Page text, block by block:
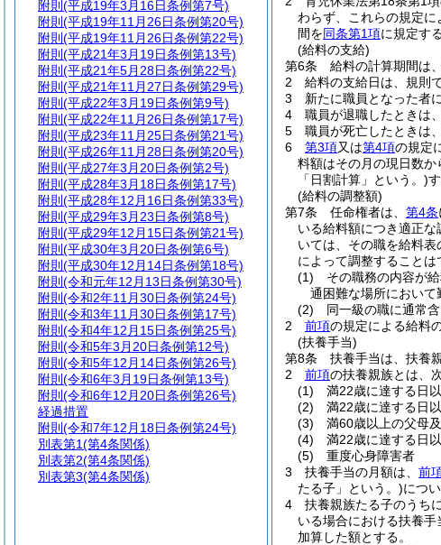
わらず、これらの規定に
間を同条第1項に規定す
(給料の支給)
第6条
給料の計算期間は
2
給料の支給日は、規則
3
新たに職員となった者
4
職員が退職したときは
5
職員が死亡したときは
6
第3項又は第4項の規定
料額はその月の現日数か
「日割計算」という。)す
(給料の調整額)
第7条
任命権者は、 第4条
いる給料額につき適正な
いては、その職を給料表
によって調整することは
(1)
その職務の内容が
通困難な場所において
(2)
同一級の職に通常
2
前項の規定による給料
(扶養手当)
第8条
扶養手当は、扶養
2
前項の扶養親族とは、
(1)
満22歳に達する日
(2)
満22歳に達する日
(3)
満60歳以上の父母
(4)
満22歳に達する日
(5)
重度心身障害者
3
扶養手当の月額は、 前
たる子」という。)につ
4
扶養親族たる子のうち
いる場合における扶養手
加算した額とする。
附則 (平成19年3月16日条例第7号)
附則 (平成19年11月26日条例第20号)
附則 (平成19年11月26日条例第22号)
附則 (平成21年3月19日条例第13号)
附則 (平成21年5月28日条例第22号)
附則 (平成21年11月27日条例第29号)
附則 (平成22年3月19日条例第9号)
附則 (平成22年11月26日条例第17号)
附則 (平成23年11月25日条例第21号)
附則 (平成26年11月28日条例第20号)
附則 (平成27年3月20日条例第2号)
附則 (平成28年3月18日条例第17号)
附則 (平成28年12月16日条例第33号)
附則 (平成29年3月23日条例第8号)
附則 (平成29年12月15日条例第21号)
附則 (平成30年3月20日条例第6号)
附則 (平成30年12月14日条例第18号)
附則 (令和元年12月13日条例第30号)
附則 (令和2年11月30日条例第24号)
附則 (令和3年11月30日条例第17号)
附則 (令和4年12月15日条例第25号)
附則 (令和5年3月20日条例第12号)
附則 (令和5年12月14日条例第26号)
附則 (令和6年3月19日条例第13号)
附則 (令和6年12月20日条例第26号)
経過措置
附則 (令和7年12月18日条例第24号)
別表第1(第4条関係)
別表第2(第4条関係)
別表第3(第4条関係)